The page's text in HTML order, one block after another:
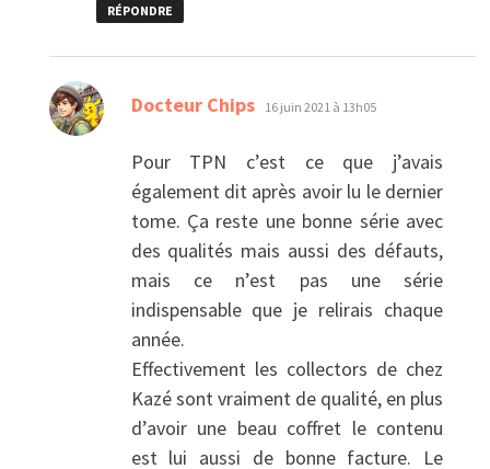
RÉPONDRE
Docteur Chips dit :
16 juin 2021 à 13h05
Pour TPN c’est ce que j’avais
également dit après avoir lu le dernier
tome. Ça reste une bonne série avec
des qualités mais aussi des défauts,
mais ce n’est pas une série
indispensable que je relirais chaque
année.
Effectivement les collectors de chez
Kazé sont vraiment de qualité, en plus
d’avoir une beau coffret le contenu
est lui aussi de bonne facture. Le